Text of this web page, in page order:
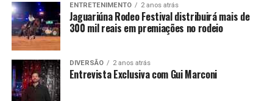
ENTRETENIMENTO 2 anos atrás
Jaguariúna Rodeo Festival distribuirá mais de
300 mil reais em premiações no rodeio
DIVERSÃO 2 anos atrás
Entrevista Exclusiva com Gui Marconi